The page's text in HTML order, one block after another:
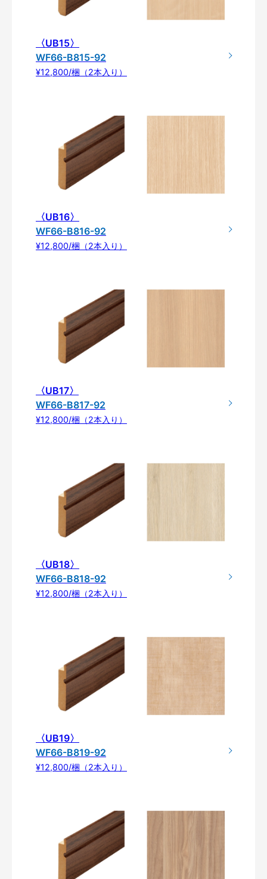
〈UB15〉
WF66-B815-92
¥12,800/梱（2本入り）
〈UB16〉
WF66-B816-92
¥12,800/梱（2本入り）
〈UB17〉
WF66-B817-92
¥12,800/梱（2本入り）
〈UB18〉
WF66-B818-92
¥12,800/梱（2本入り）
〈UB19〉
WF66-B819-92
¥12,800/梱（2本入り）